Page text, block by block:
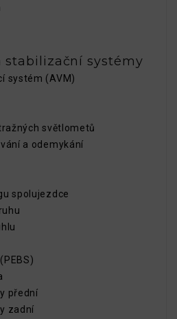
stabilizační systémy
systém (AVM)
světlometů
a odemykání
spolujezdce
přední
zadní